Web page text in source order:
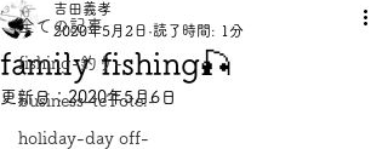
全ての記事
fishing-釣り-
business-teTote.-
holiday-day off-
family fishing🎣
吉田義孝
2020年5月2日 読了時間: 1分
更新日：2020年5月6日